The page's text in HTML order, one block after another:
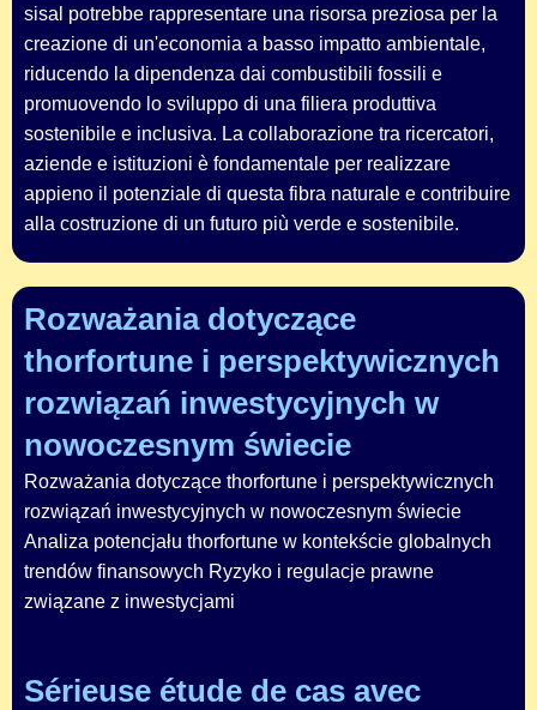
sisal potrebbe rappresentare una risorsa preziosa per la
creazione di un'economia a basso impatto ambientale,
riducendo la dipendenza dai combustibili fossili e
promuovendo lo sviluppo di una filiera produttiva
sostenibile e inclusiva. La collaborazione tra ricercatori,
aziende e istituzioni è fondamentale per realizzare
appieno il potenziale di questa fibra naturale e contribuire
alla costruzione di un futuro più verde e sostenibile.
Rozważania dotyczące
thorfortune i perspektywicznych
rozwiązań inwestycyjnych w
nowoczesnym świecie
Rozważania dotyczące thorfortune i perspektywicznych
rozwiązań inwestycyjnych w nowoczesnym świecie
Analiza potencjału thorfortune w kontekście globalnych
trendów finansowych Ryzyko i regulacje prawne
związane z inwestycjami
Sérieuse étude de cas avec